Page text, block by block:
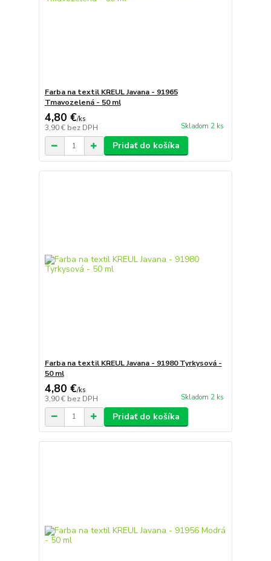
Farba na textil KREUL Javana - 91965
Tmavozelená - 50 ml
4,80 €/ks
3,90 € bez DPH Skladom 2 ks
Pridať do košíka
Farba na textil KREUL Javana - 91980 Tyrkysová -
50 ml
4,80 €/ks
3,90 € bez DPH Skladom 2 ks
Pridať do košíka